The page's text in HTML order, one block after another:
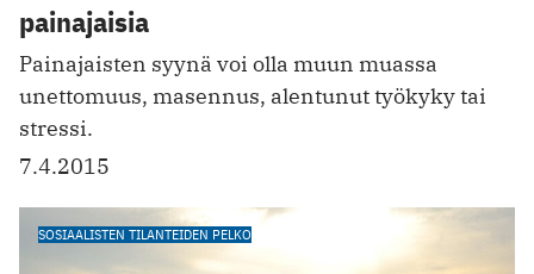
painajaisia
Painajaisten syynä voi olla muun muassa
unettomuus, masennus, alentunut työkyky tai
stressi.
7.4.2015
SOSIAALISTEN TILANTEIDEN PELKO